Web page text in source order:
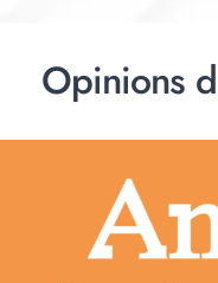
Opinions